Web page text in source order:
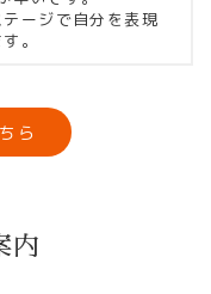
ージで自分を表現
。
ら
内